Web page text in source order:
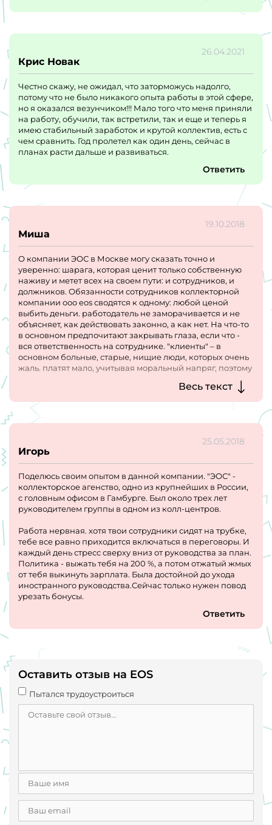
26.04.2021
Крис Новак
Честно скажу, не ожидал, что заторможусь надолго,
потому что не было никакого опыта работы в этой сфере,
но я оказался везунчиком!!! Мало того что меня приняли
на работу, обучили, так встретили, так и еще и теперь я
имею стабильный заработок и крутой коллектив, есть с
чем сравнить. Год пролетел как один день, сейчас в
планах расти дальше и развиваться.
Ответить
19.10.2018
Миша
О компании ЭОС в Москве могу сказать точно и
уверенно: шарага, которая ценит только собственную
наживу и метет всех на своем пути: и сотрудников, и
должников. Обязанности сотрудников коллекторной
компании ооо eos сводятся к одному: любой ценой
выбить деньги. работодатель не заморачивается и не
объясняет, как действовать законно, а как нет. На что-то
в основном предпочитают закрывать глаза, если что -
вся ответственность на сотруднике. "клиенты" – в
основном больные, старые, нищие люди, которых очень
жаль. платят мало, учитывая моральный напряг, поэтому
смысла держаться за место не вижу. меня хватило на 2
Весь текст
25.05.2018
Игорь
Поделюсь своим опытом в данной компании. "ЭОС" -
коллекторское агенство, одно из крупнейших в России,
с головным офисом в Гамбурге. Был около трех лет
руководителем группы в одном из колл-центров.
Работа нервная. хотя твои сотрудники сидят на трубке,
тебе все равно приходится включаться в переговоры. И
каждый день стресс сверху вниз от руководства за план.
Политика - выжать тебя на 200 %, а потом отжатый жмых
от тебя выкинуть зарплата. Была достойной до ухода
иностранного руководства.Сейчас только нужен повод
урезать бонусы.
Ответить
Оставить отзыв на EOS
Пытался трудоустроиться